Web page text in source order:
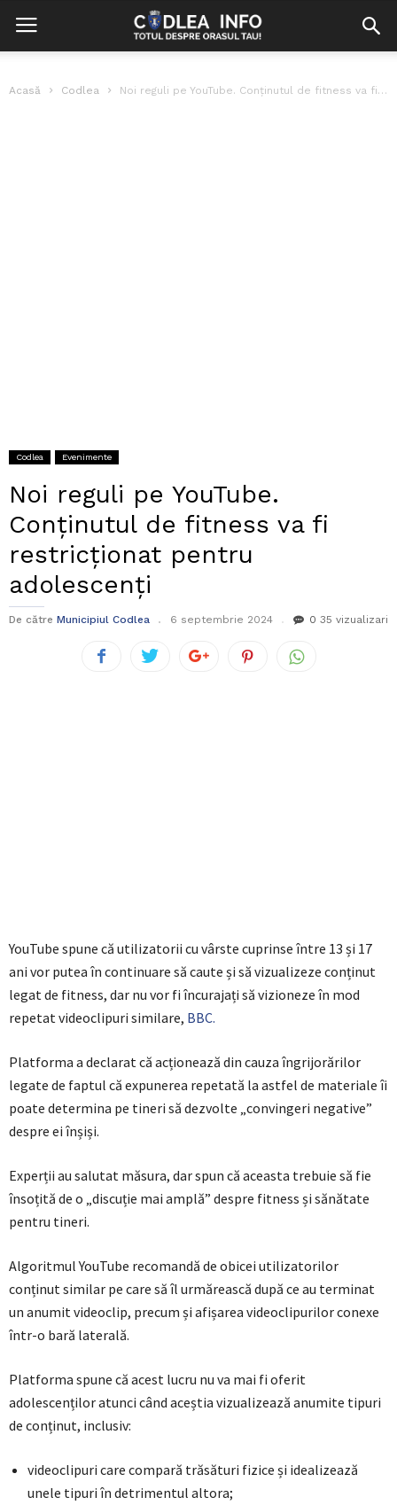
Acasă Codlea Noi reguli pe YouTube. Conținutul de fitness va fi restricționat pentru adolescenți
Codlea Evenimente
Noi reguli pe YouTube.
Conținutul de fitness va fi
restricționat pentru
adolescenți
De către Municipiul Codlea 6 septembrie 2024 0 35 vizualizari
YouTube spune că utilizatorii cu vârste cuprinse între 13 și 17
ani vor putea în continuare să caute și să vizualizeze conținut
legat de fitness, dar nu vor fi încurajați să vizioneze în mod
repetat videoclipuri similare, BBC.
Platforma a declarat că acționează din cauza îngrijorărilor
legate de faptul că expunerea repetată la astfel de materiale îi
poate determina pe tineri să dezvolte „convingeri negative”
despre ei înșiși.
Experții au salutat măsura, dar spun că aceasta trebuie să fie
însoțită de o „discuție mai amplă” despre fitness și sănătate
pentru tineri.
Algoritmul YouTube recomandă de obicei utilizatorilor
conținut similar pe care să îl urmărească după ce au terminat
un anumit videoclip, precum și afișarea videoclipurilor conexe
într-o bară laterală.
Platforma spune că acest lucru nu va mai fi oferit
adolescenților atunci când aceștia vizualizează anumite tipuri
de conținut, inclusiv:
videoclipuri care compară trăsături fizice și idealizează
unele tipuri în detrimentul altora;